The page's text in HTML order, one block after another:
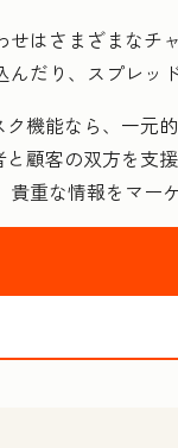
せはさまざまなチ
んだり、スプレッ
機能なら、一元
顧客の双方を支
重な情報をマー